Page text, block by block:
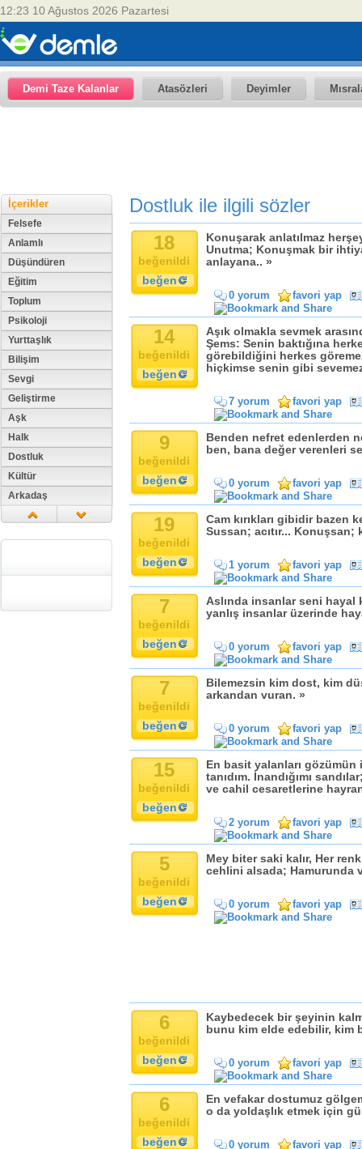
12:23 10 Ağustos 2026 Pazartesi
Demi Taze Kalanlar Atasözleri Deyimler
İçerikler
Felsefe
Anlamlı
Düşündüren
Eğitim
Toplum
Psikoloji
Yurttaşlık
Bilişim
Sevgi
Geliştirme
Aşk
Halk
Dostluk
Kültür
Arkadaş
Din
Zaman
Dostluk ile ilgili sözler
18
beğenildi
beğen
Konuşarak anlatılmaz
Unutma; Konuşmak bir
anlayana.. »
0 yorum favori yap
14
beğenildi
beğen
Aşık olmakla sevmek
Şems: Senin baktığına
görebildiğini herkes
hiçkimse senin gibi
7 yorum favori yap
9
beğenildi
beğen
Benden nefret edenlerden
ben, bana değer verenleri
0 yorum favori yap
19
beğenildi
beğen
Cam kırıkları gibidir bazen
Sussan; acıtır... Konuşsan;
1 yorum favori yap
7
beğenildi
beğen
Aslında insanlar seni hayal
yanlış insanlar üzerinde
0 yorum favori yap
7
beğenildi
beğen
Bilemezsin kim dost, kim
arkandan vuran. »
0 yorum favori yap
15
beğenildi
beğen
En basit yalanları
tanıdım. İnandığımı
ve cahil cesaretlerine
2 yorum favori yap
5
beğenildi
beğen
Mey biter saki kalır, Her
cehlini alsada; Hamurunda
0 yorum favori yap
6
beğenildi
beğen
Kaybedecek bir şeyinin
bunu kim elde edebilir, kim
0 yorum favori yap
6
beğenildi
beğen
En vefakar dostumuz
o da yoldaşlık etmek için
0 yorum favori yap